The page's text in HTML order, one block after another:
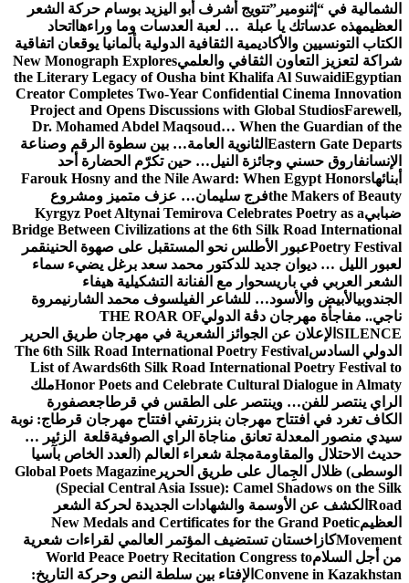
الشمالية في “إثنومير”تتويج أشرف أبو اليزيد بوسام حركة الشعر
العظيمهذه عدساتك يا عبلة … لعبة العدسات وما وراءها اتحاد
الكتاب التونسيين والأكاديمية الثقافية الدولية بألمانيا يوقعان اتفاقية
شراكة لتعزيز التعاون الثقافي والعلميNew Monograph Explores
the Literary Legacy of Ousha bint Khalifa Al SuwaidiEgyptian
Creator Completes Two-Year Confidential Cinema Innovation
Project and Opens Discussions with Global StudiosFarewell,
Dr. Mohamed Abdel Maqsoud… When the Guardian of the
Eastern Gate Departs الثانوية العامة… بين سطوة الرقم وصناعة
الإنسانفاروق حسني وجائزة النيل… حين تكرّم الحضارة أحد
أبنائهاFarouk Hosny and the Nile Award: When Egypt Honors
the Makers of Beautyفرج سليمان… عزف متميز ومشروع
ضبابيKyrgyz Poet Altynai Temirova Celebrates Poetry as a
Bridge Between Civilizations at the 6th Silk Road International
Poetry Festivalعبور الأطلس نحو المستقبل على صهوة الحنينقمر
لعبور الليل … ديوان جديد للدكتور محمد سعد برغل يضيء سماء
الشعر العربي في باريسحوار مع الفنانة التشكيلية هيفاء
الجندوبيالأبيض والأسود… للشاعر الفيلسوف محمد الشارنيمروة
ناجي.. مفاجأة مهرجان دڨة الدوليTHE ROAR OF
SILENCE الإعلان عن الجوائز الشعرية في مهرجان طريق الحرير
الدولي السادسThe 6th Silk Road International Poetry Festival
List of Awards6th Silk Road International Poetry Festival to
Honor Poets and Celebrate Cultural Dialogue in Almatyملك
الراي ينتصر للفن… وينتصر على الطقس في قرطاجعصفورة
الكاف تغرد في افتتاح مهرجان بنزرتفي افتتاح مهرجان قرطاج: نوبة
سيدي منصور المعدلة تعانق مناجاة الراي الصوفيةقلعة الزئير …
حديث الاحتلال والمقاومةمجلة شعراء العالم (العدد الخاص بآسيا
الوسطى) ظلال الجِمال على طريق الحرير Global Poets Magazine
(Special Central Asia Issue): Camel Shadows on the Silk
Road الكشف عن الأوسمة والشهادات الجديدة لحركة الشعر
العظيمNew Medals and Certificates for the Grand Poetic
Movementكازاخستان تستضيف المؤتمر العالمي لقراءات شعرية
من أجل السلامWorld Peace Poetry Recitation Congress to
Convene in Kazakhstan الإفتاء بين سلطة النص وحركة التاريخ: